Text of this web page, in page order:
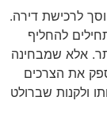
תארו לכם זוג בשנות ה-30 שחוסך לרכישת דירה.
להחליף
אלא שמבחינה
עובד טוב, מספק את הצרכים
ולקנות שברולט